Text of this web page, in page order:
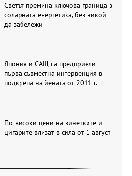
Светът премина ключова граница в
соларната енергетика, без никой
да забележи
Япония и САЩ са предприели
първа съвместна интервенция в
подкрепа на йената от 2011 г.
По-високи цени на винетките и
цигарите влизат в сила от 1 август